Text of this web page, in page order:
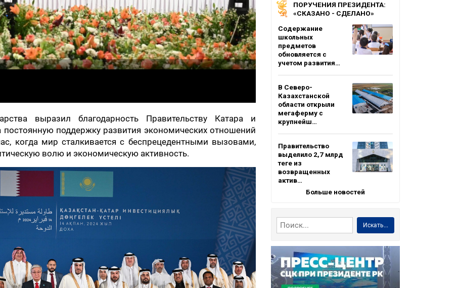
выразил благодарность Правительству Катара и
поддержку развития экономических отношений
когда мир сталкивается с беспрецедентными вызовами,
волю и экономическую активность.
ПОРУЧЕНИЯ ПРЕЗИДЕНТА:
«СКАЗАНО - СДЕЛАНО»
Содержание
школьных
предметов
обновляется с
учетом развития…
В Северо-
Казахстанской
области открыли
мегаферму с
крупнейш…
Правительство
выделило 2,7 млрд
теңге из
возвращенных
актив…
Больше новостей
Искать...